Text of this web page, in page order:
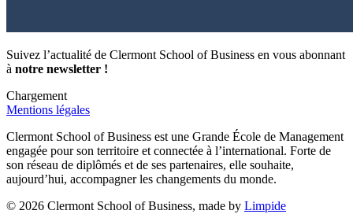
Suivez l’actualité de Clermont School of Business en vous abonnant
à notre newsletter !
Chargement
Mentions légales
Clermont School of Business est une Grande École de Management
engagée pour son territoire et connectée à l’international. Forte de
son réseau de diplômés et de ses partenaires, elle souhaite,
aujourd’hui, accompagner les changements du monde.
© 2026 Clermont School of Business, made by Limpide